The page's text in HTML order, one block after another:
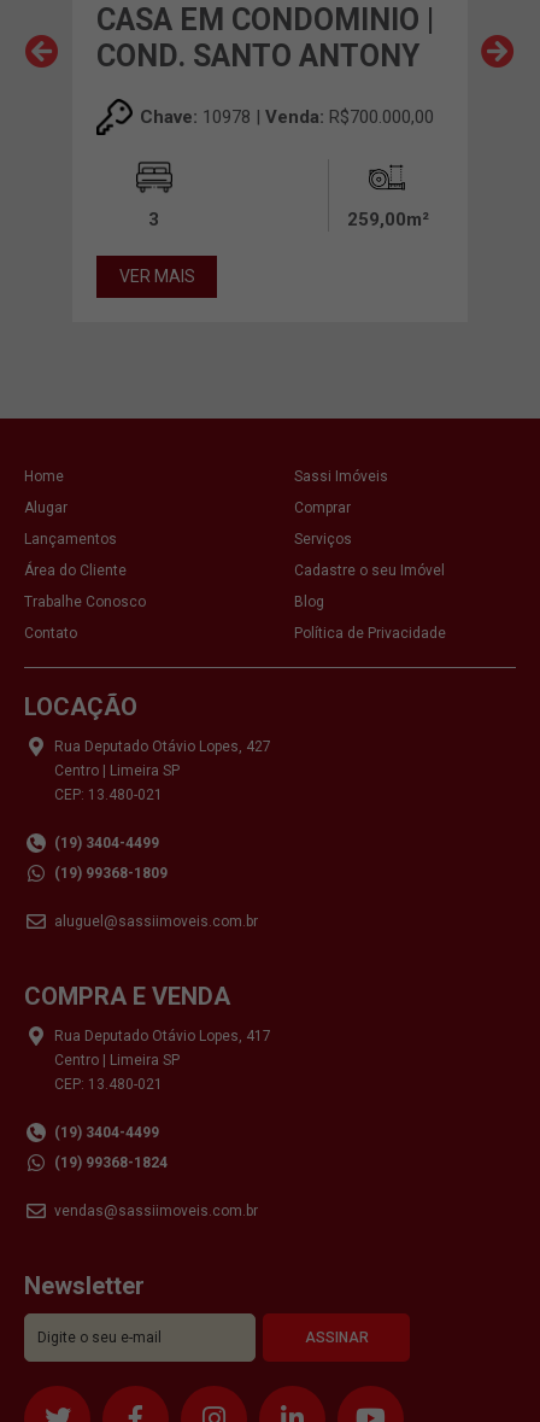
CASA EM CONDOMINIO |
COND. SANTO ANTONY
Chave: 10978 | Venda: R$700.000,00
3 259,00m²
VER MAIS
Home
Sassi Imóveis
Alugar
Comprar
Lançamentos
Serviços
Área do Cliente
Cadastre o seu Imóvel
Trabalhe Conosco
Blog
Contato
Política de Privacidade
LOCAÇÃO
Rua Deputado Otávio Lopes, 427
Centro | Limeira SP
CEP: 13.480-021
(19) 3404-4499
(19) 99368-1809
aluguel@sassiimoveis.com.br
COMPRA E VENDA
Rua Deputado Otávio Lopes, 417
Centro | Limeira SP
CEP: 13.480-021
(19) 3404-4499
(19) 99368-1824
vendas@sassiimoveis.com.br
Newsletter